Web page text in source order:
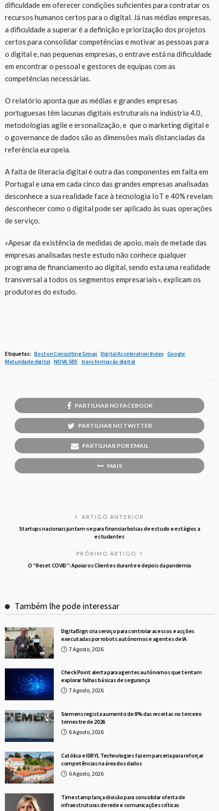
dificuldade em oferecer condições suficientes para contratar os
recursos humanos certos para o digital. Já nas médias empresas,
a dificuldade a superar é a definição e priorização dos projetos
certos para consolidar competências e motivar as pessoas para
o digital e, nas pequenas empresas, o entrave está na dificuldade
em encontrar o pessoal e gestores de equipas com as
competências necessárias.
O relatório aponta que as médias e grandes empresas
portuguesas têm lacunas digitais estruturais na indústria 4.0,
metodologias agile e ersonalização, e que o marketing digital e
o governance de dados são as dimensões mais distanciadas da
referência europeia.
A falta de literacia digital é outra das componentes em falta em
Portugal e uma em cada cinco das grandes empresas analisadas
desconhece a sua realidade face à tecnologia IoT e 40% revelam
desconhecer como o digital pode ser aplicado às suas operações
de serviço.
«Apesar da existência de medidas de apoio, mais de metade das
empresas analisadas neste estudo não conhece qualquer
programa de financiamento ao digital, sendo esta uma realidade
transversal a todos os segmentos empresariais», explicam os
produtores do estudo.
Etiquetas: Boston Consulting Group Digital Acceleration Index Google
Maturidade digital NOVA SBE transformação digital
PARTILHAR NO FACEBOOK
PARTILHAR NO TWITTER
PARTILHAR POR EMAIL
MAIS
ARTIGO ANTERIOR
Startups nacionais juntam-se para financiar bolsas de estudo e estágios a
estudantes
PRÓXIMO ARTIGO
O “Reset COVID”: Apoiar os Clientes durante e depois da pandemia
Também lhe pode interessar
DigitalSign cria serviço para controlar acessos e acções
executadas por robots autónomos e agentes de IA
7 Agosto, 2026
Check Point alerta para agentes autónomos que tentam
explorar falhas básicas de segurança
7 Agosto, 2026
Siemens regista aumento de 8% das receitas no terceiro
trimestre de 2026
6 Agosto, 2026
Católica e IDRYL Technologies fazem parceria para reforçar
competências na área dos dados
6 Agosto, 2026
Timestamp lança divisão para consolidar oferta de
infraestruturas de rede e comunicações críticas